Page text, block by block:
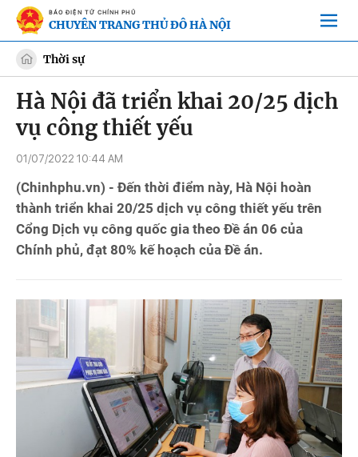
BÁO ĐIỆN TỬ CHÍNH PHỦ
CHUYÊN TRANG THỦ ĐÔ HÀ NỘI
Thời sự
Hà Nội đã triển khai 20/25 dịch
vụ công thiết yếu
01/07/2022 10:44 AM
(Chinhphu.vn) - Đến thời điểm này, Hà Nội hoàn
thành triển khai 20/25 dịch vụ công thiết yếu trên
Cổng Dịch vụ công quốc gia theo Đề án 06 của
Chính phủ, đạt 80% kế hoạch của Đề án.